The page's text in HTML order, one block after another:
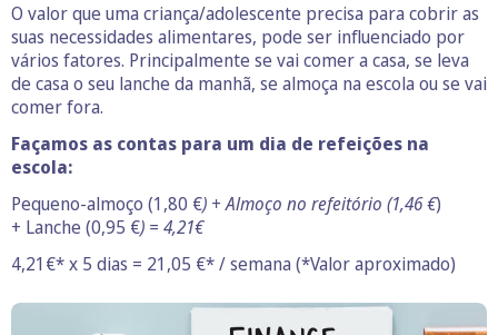
O valor que uma criança/adolescente precisa para cobrir as
suas necessidades alimentares, pode ser influenciado por
vários fatores. Principalmente se vai comer a casa, se leva
de casa o seu lanche da manhã, se almoça na escola ou se vai
comer fora.
Façamos as contas para um dia de refeições na
escola:
Pequeno-almoço (1,80 €) + Almoço no refeitório (1,46 €)
+ Lanche (0,95 €) = 4,21€
4,21€* x 5 dias = 21,05 €* / semana (*Valor aproximado)